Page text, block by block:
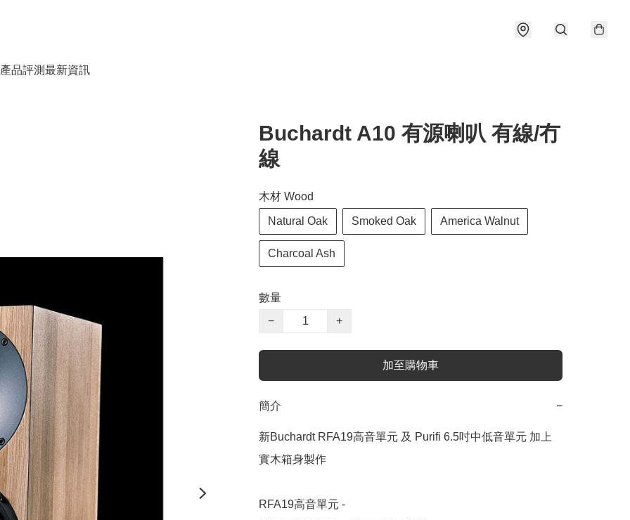
產品評測最新資訊
Buchardt A10 有源喇叭 有線/冇
線
木材 Wood
Natural Oak Smoked Oak America Walnut
Charcoal Ash
數量
−
+
加至購物車
簡介 −
新Buchardt RFA19高音單元 及 Purifi 6.5吋中低音單元 加上
實木箱身製作
RFA19高音單元 -